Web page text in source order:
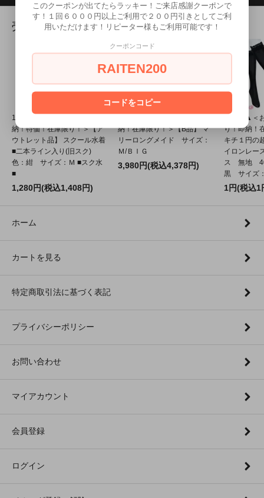
売れ筋商品
1237E■M●送料無料●＜即
納！特価！在庫限り！＞【ア
ウトレット品】 スクール水着
■二本ライン入り(旧スク)
色：紺 サイズ：Ｍ ■スク水
■
1,280円(税込1,408円)
納！在庫限り！＞【B品】 マ
リーロングメイド サイズ：
Ｍ/ＢＩＧ
3,980円(税込4,378円)
1265A▲＜
り！即納！
キチ１円の
イロンレー
ス 無地
黒 サイズ
1円(税込1
ホーム
カートを見る
特定商取引法に基づく表記
プライバシーポリシー
お問い合わせ
マイアカウント
会員登録
ログイン
このクーポンが出てたらラッキー！ご来店感謝クーポンで
す！１回６０００円以上ご利用で２００円引きとしてご利
用いただけます！リピーター様もご利用可能です！
クーポンコード
RAITEN200
コードをコピー